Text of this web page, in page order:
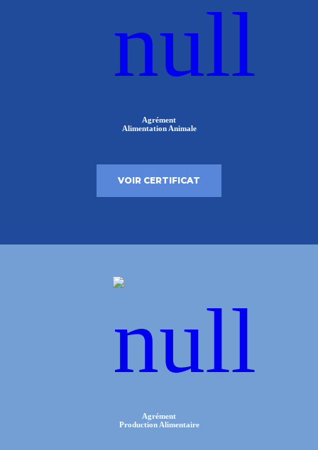
Agrément
Alimentation Animale
VOIR CERTIFICAT
Agrément
Production Alimentaire